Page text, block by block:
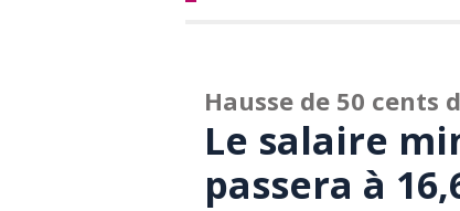
Hausse de 50 cents
Le salaire
passera à